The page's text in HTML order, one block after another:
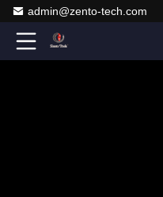
admin@zento-tech.com